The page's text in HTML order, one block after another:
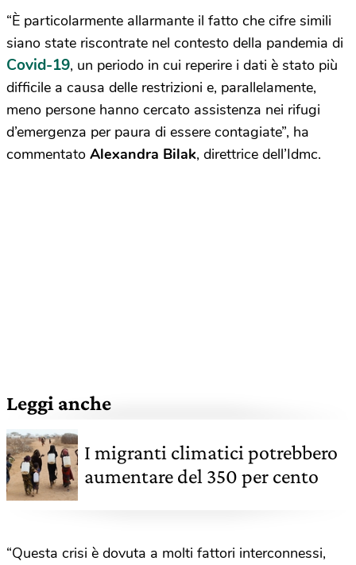
“È particolarmente allarmante il fatto che cifre simili
siano state riscontrate nel contesto della pandemia di
Covid-19, un periodo in cui reperire i dati è stato più
difficile a causa delle restrizioni e, parallelamente,
meno persone hanno cercato assistenza nei rifugi
d’emergenza per paura di essere contagiate”, ha
commentato Alexandra Bilak, direttrice dell’Idmc.
Leggi anche
I migranti climatici potrebbero
aumentare del 350 per cento
“Questa crisi è dovuta a molti fattori interconnessi,